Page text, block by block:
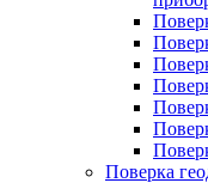
Поверка